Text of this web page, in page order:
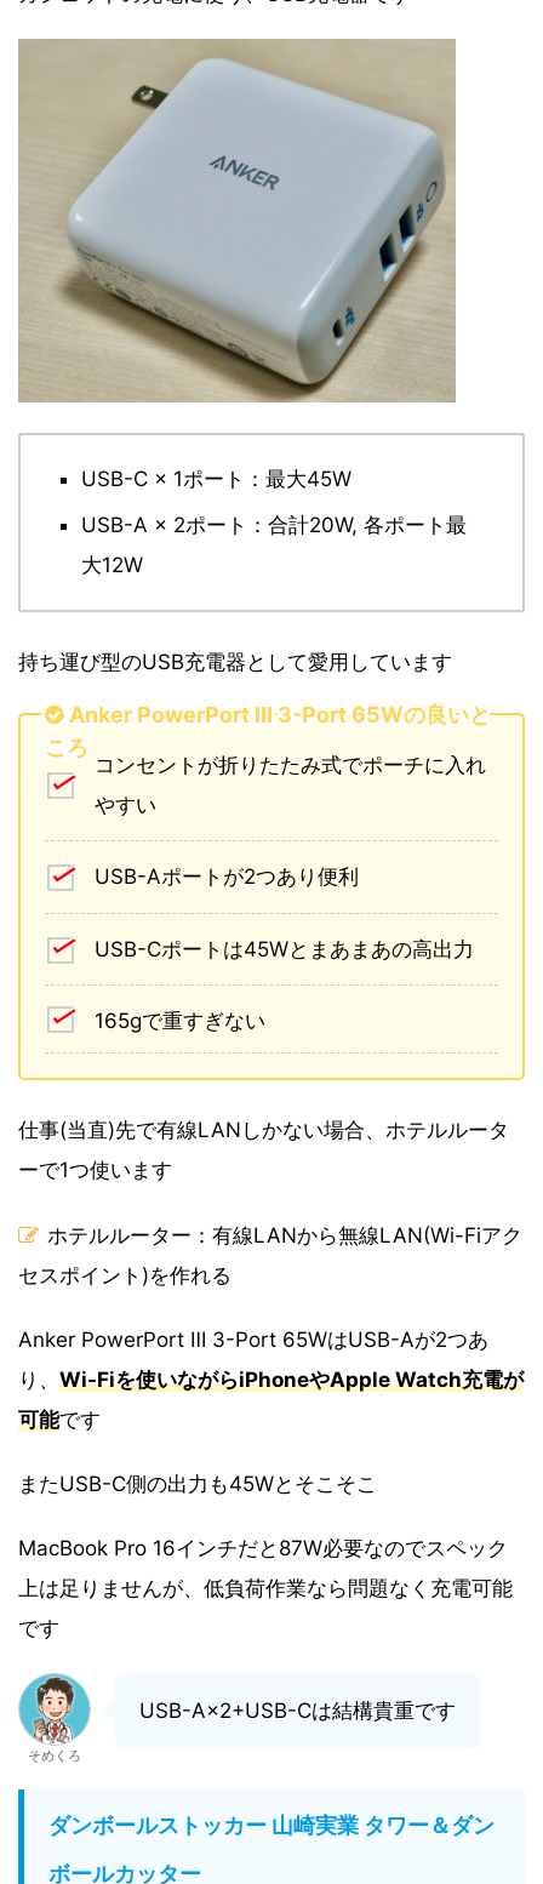
USB-C × 1ポート：最大45W
USB-A × 2ポート：合計20W, 各ポート最
大12W
持ち運び型のUSB充電器として愛用しています
Anker PowerPort Ⅲ 3-Port 65Wの良いと
ころ
コンセントが折りたたみ式でポーチに入れ
やすい
USB-Aポートが2つあり便利
USB-Cポートは45Wとまあまあの高出力
165gで重すぎない
仕事(当直)先で有線LANしかない場合、ホテルルータ
ーで1つ使います
ホテルルーター：有線LANから無線LAN(Wi-Fiアク
セスポイント)を作れる
Anker PowerPort Ⅲ 3-Port 65WはUSB-Aが2つあ
り、 Wi-Fiを使いながらiPhoneやApple Watch充電が
可能です
またUSB-C側の出力も45Wとそこそこ
MacBook Pro 16インチだと87W必要なのでスペック
上は足りませんが、低負荷作業なら問題なく充電可能
です
そめくろ
USB-A×2+USB-Cは結構貴重です
ダンボールストッカー 山崎実業 タワー＆ダン
ボールカッター